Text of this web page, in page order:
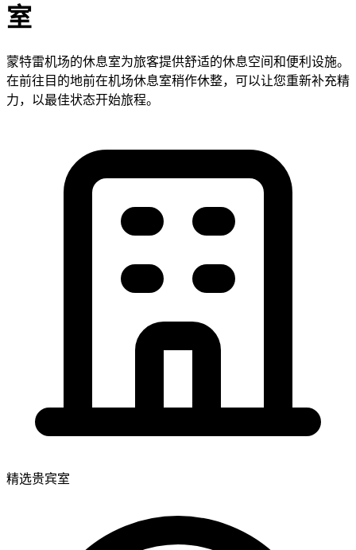
室
蒙特雷机场的休息室为旅客提供舒适的休息空间和便利设施。
在前往目的地前在机场休息室稍作休整，可以让您重新补充精
力，以最佳状态开始旅程。
精选贵宾室